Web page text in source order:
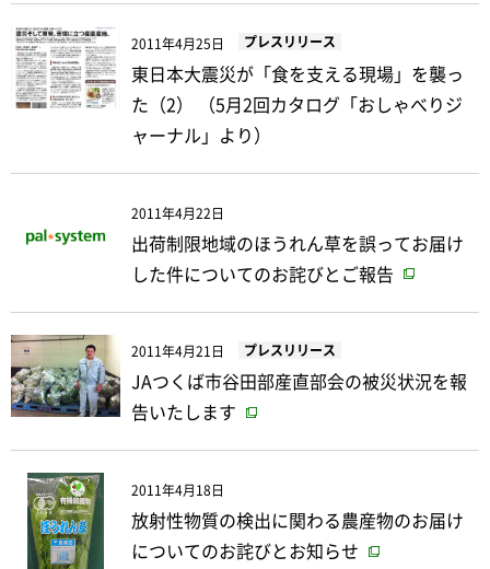
2011年4月25日 プレスリリース
東日本大震災が「食を支える現場」を襲っ
た（2） （5月2回カタログ「おしゃべりジ
ャーナル」より）
2011年4月22日
出荷制限地域のほうれん草を誤ってお届け
した件についてのお詫びとご報告
2011年4月21日 プレスリリース
JAつくば市谷田部産直部会の被災状況を報
告いたします
2011年4月18日
放射性物質の検出に関わる農産物のお届け
についてのお詫びとお知らせ